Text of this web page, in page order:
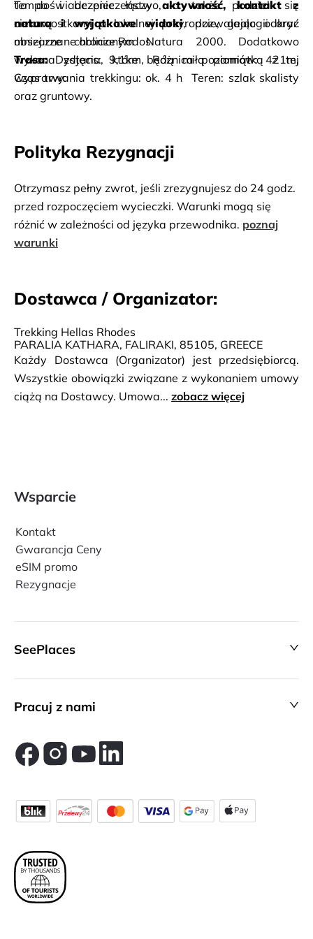
tempo i bezpieczeństwo, a także podzieli się
ciekawostkami o lokalnej przyrodzie, geologii oraz
obszarze chronionym Natura 2000. Dodatkowo
wykona zdjęcia, które będą miłą pamiątką z tej
wyprawy.
To doświadczenie łączy aktywność, kontakt z
naturą i wyjątkowe widoki, pozwalając odkryć
mniej znane oblicze Rodos.
Trasa: Dystans: 9,1km, Różnica poziomów: 421m,
Czas trwania trekkingu: ok. 4 h  Teren: szlak skalisty
oraz gruntowy.
Polityka Rezygnacji
Otrzymasz pełny zwrot, jeśli zrezygnujesz do 24 godz.
przed rozpoczęciem wycieczki. Warunki mogą się
różnić w zależności od języka przewodnika. poznaj
warunki
Dostawca / Organizator:
Trekking Hellas Rhodes
PARALIA KATHARA, FALIRAKI, 85105, GREECE
Każdy Dostawca (Organizator) jest przedsiębiorcą.
Wszystkie obowiązki związane z wykonaniem umowy
ciążą na Dostawcy. Umowa... zobacz więcej
Wsparcie
Kontakt
Gwarancja Ceny
eSIM promo
Rezygnacje
SeePlaces
Pracuj z nami